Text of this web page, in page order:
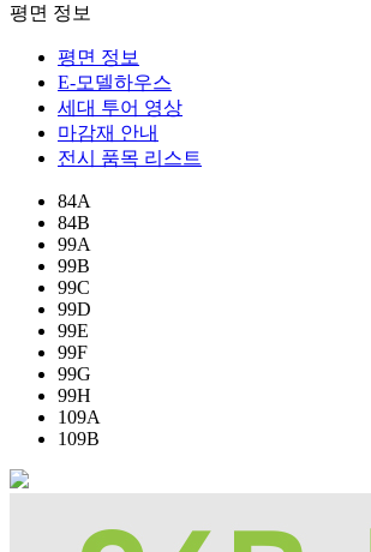
평면 정보
평면 정보
E-모델하우스
세대 투어 영상
마감재 안내
전시 품목 리스트
84A
84B
99A
99B
99C
99D
99E
99F
99G
99H
109A
109B